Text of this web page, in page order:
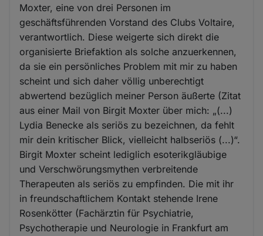
Moxter, eine von drei Personen im
geschäftsführenden Vorstand des Clubs Voltaire,
verantwortlich. Diese weigerte sich direkt die
organisierte Briefaktion als solche anzuerkennen,
da sie ein persönliches Problem mit mir zu haben
scheint und sich daher völlig unberechtigt
abwertend bezüglich meiner Person äußerte (Zitat
aus einer Mail von Birgit Moxter über mich: „(...)
Lydia Benecke als seriös zu bezeichnen, da fehlt
mir dein kritischer Blick, vielleicht halbseriös (...)“.
Birgit Moxter scheint lediglich esoterikgläubige
und Verschwörungsmythen verbreitende
Therapeuten als seriös zu empfinden. Die mit ihr
in freundschaftlichem Kontakt stehende Irene
Rosenkötter (Fachärztin für Psychiatrie,
Psychotherapie und Neurologie in Frankfurt am